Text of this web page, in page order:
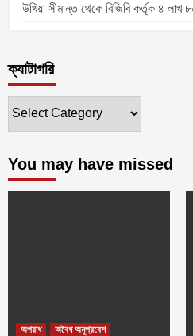
উখিয়া সীমান্ত থেকে বিজিবি কর্তৃক ৪ লাখ
ক্যাটাগরি
You may have missed
অপরাধ
অবৈধ অনুপ্রবেশ